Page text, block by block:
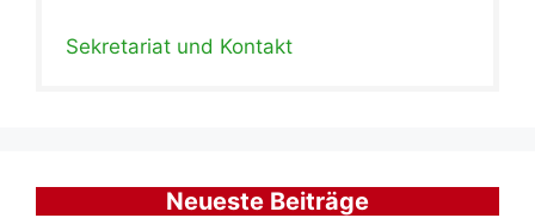
Sekretariat und Kontakt
Neueste Beiträge